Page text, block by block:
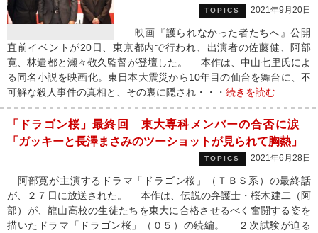
TOPICS 2021年9月20日
映画『護られなかった者たちへ』公開
直前イベントが20日、東京都内で行われ、出演者の佐藤健、阿部
寛、林遣都と瀬々敬久監督が登壇した。 本作は、中山七里氏によ
る同名小説を映画化。東日本大震災から10年目の仙台を舞台に、不
可解な殺人事件の真相と、その裏に隠され・・・ 続きを読む
「ドラゴン桜」最終回 東大専科メンバーの合否に涙
「ガッキーと長澤まさみのツーショットが見られて胸熱」
TOPICS 2021年6月28日
阿部寛が主演するドラマ「ドラゴン桜」（ＴＢＳ系）の最終話
が、２７日に放送された。 本作は、伝説の弁護士・桜木建二（阿
部）が、龍山高校の生徒たちを東大に合格させるべく奮闘する姿を
描いたドラマ「ドラゴン桜」（０５）の続編。 ２次試験が迫る